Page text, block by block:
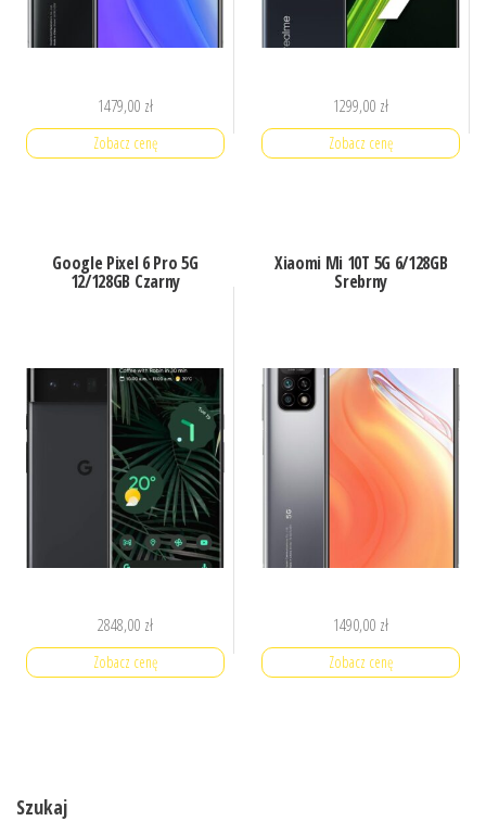
1479,00 zł
Zobacz cenę
1299,00 zł
Zobacz cenę
Google Pixel 6 Pro 5G
12/128GB Czarny
2848,00 zł
Zobacz cenę
Xiaomi Mi 10T 5G 6/128GB
Srebrny
1490,00 zł
Zobacz cenę
Szukaj